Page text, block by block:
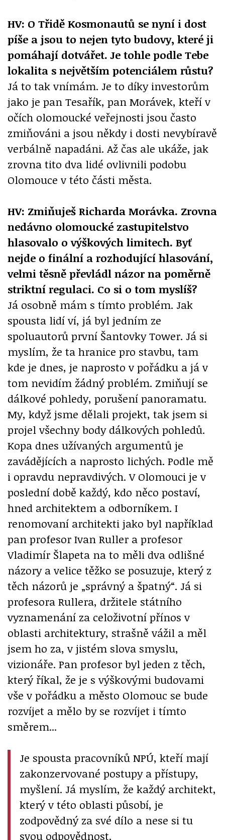
HV: O Třidě Kosmonautů se nyní i dost
píše a jsou to nejen tyto budovy, které ji
pomáhají dotvářet. Je tohle podle Tebe
lokalita s největším potenciálem růstu?
Já to tak vnímám. Je to díky investorům
jako je pan Tesařík, pan Morávek, kteří v
očích olomoucké veřejnosti jsou často
zmiňováni a jsou někdy i dosti nevybíravě
verbálně napadáni. Až čas ale ukáže, jak
zrovna tito dva lidé ovlivnili podobu
Olomouce v této části města.
HV: Zmiňuješ Richarda Morávka. Zrovna
nedávno olomoucké zastupitelstvo
hlasovalo o výškových limitech. Byť
nejde o finální a rozhodující hlasování,
velmi těsně převládl názor na poměrně
striktní regulaci. Co si o tom myslíš?
Já osobně mám s tímto problém. Jak
spousta lidí ví, já byl jedním ze
spoluautorů první Šantovky Tower. Já si
myslím, že ta hranice pro stavbu, tam
kde je dnes, je naprosto v pořádku a já v
tom nevidím žádný problém. Zmiňují se
dálkové pohledy, porušení panoramatu.
My, když jsme dělali projekt, tak jsem si
projel všechny body dálkových pohledů.
Kopa dnes užívaných argumentů je
zavádějících a naprosto lichých. Podle mě
i opravdu nepravdivých. V Olomouci je v
poslední době každý, kdo něco postaví,
hned architektem a odborníkem. I
renomovaní architekti jako byl například
pan profesor Ivan Ruller a profesor
Vladimír Šlapeta na to měli dva odlišné
názory a velice těžko se posuzuje, který z
těch názorů je „správný a špatný“. Já si
profesora Rullera, držitele státního
vyznamenání za celoživotní přínos v
oblasti architektury, strašně vážil a měl
jsem ho za, v jistém slova smyslu,
vizionáře. Pan profesor byl jeden z těch,
který říkal, že je s výškovými budovami
vše v pořádku a město Olomouc se bude
rozvíjet a mělo by se rozvíjet i tímto
směrem...
Je spousta pracovníků NPÚ, kteří mají
zakonzervované postupy a přístupy,
myšlení. Já myslím, že každý architekt,
který v této oblasti působí, je
zodpovědný za své dílo a nese si tu
svou odpovědnost.